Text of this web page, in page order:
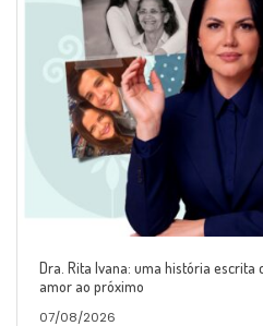
Dra. Rita Ivana: uma história escrita
amor ao próximo
07/08/2026